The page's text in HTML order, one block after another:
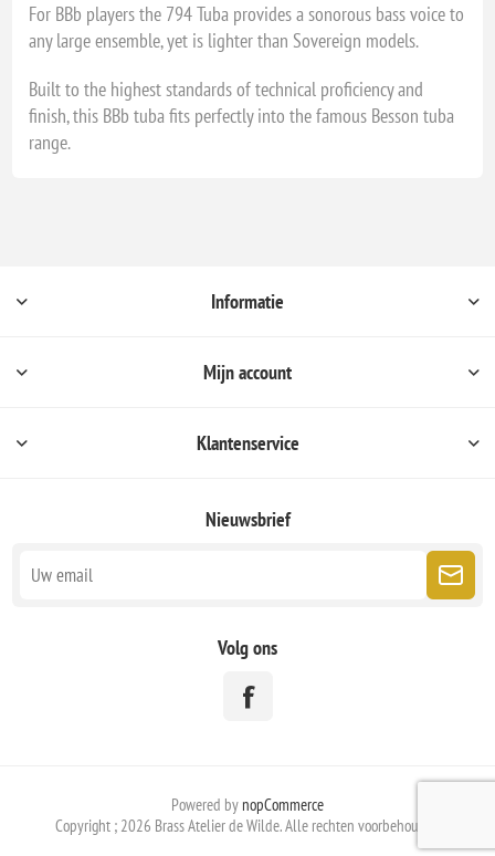
For BBb players the 794 Tuba provides a sonorous bass voice to
any large ensemble, yet is lighter than Sovereign models.
Built to the highest standards of technical proficiency and
finish, this BBb tuba fits perfectly into the famous Besson tuba
range.
Informatie
Mijn account
Klantenservice
Nieuwsbrief
Volg ons
Powered by nopCommerce
Copyright ; 2026 Brass Atelier de Wilde. Alle rechten voorbehouden